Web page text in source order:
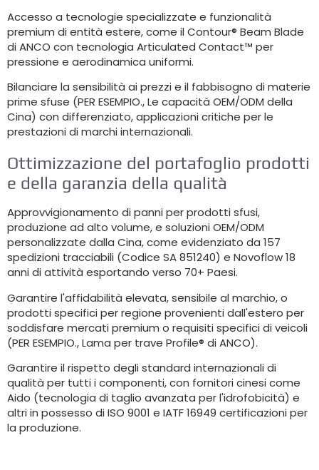
Accesso a tecnologie specializzate e funzionalità
premium di entità estere, come il Contour® Beam Blade
di ANCO con tecnologia Articulated Contact™ per
pressione e aerodinamica uniformi.
Bilanciare la sensibilità ai prezzi e il fabbisogno di materie
prime sfuse (PER ESEMPIO., Le capacità OEM/ODM della
Cina) con differenziato, applicazioni critiche per le
prestazioni di marchi internazionali.
Ottimizzazione del portafoglio prodotti
e della garanzia della qualità
Approvvigionamento di panni per prodotti sfusi,
produzione ad alto volume, e soluzioni OEM/ODM
personalizzate dalla Cina, come evidenziato da 157
spedizioni tracciabili (Codice SA 851240) e Novoflow 18
anni di attività esportando verso 70+ Paesi.
Garantire l'affidabilità elevata, sensibile al marchio, o
prodotti specifici per regione provenienti dall'estero per
soddisfare mercati premium o requisiti specifici di veicoli
(PER ESEMPIO., Lama per trave Profile® di ANCO).
Garantire il rispetto degli standard internazionali di
qualità per tutti i componenti, con fornitori cinesi come
Aido (tecnologia di taglio avanzata per l'idrofobicità) e
altri in possesso di ISO 9001 e IATF 16949 certificazioni per
la produzione.